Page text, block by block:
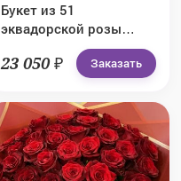
Букет из 51
эквадорской розы
Explorer №83
23 050 ₽ Заказать